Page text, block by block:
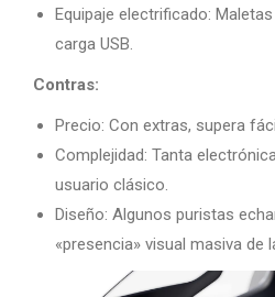
Equipaje electrificado:
carga USB.
Contras:
Precio: Con extras, supera
Complejidad: Tanta
usuario clásico.
Diseño: Algunos puristas
«presencia» visual masiva de